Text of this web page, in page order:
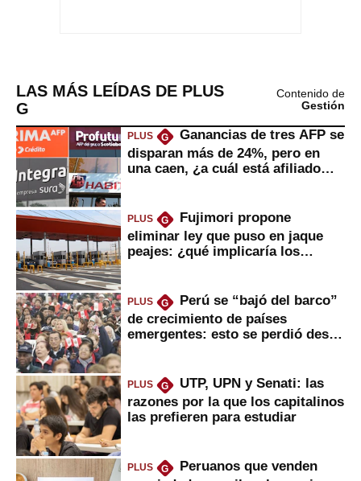
LAS MÁS LEÍDAS DE PLUS
G
Contenido de
Gestión
PLUS G
Ganancias de tres AFP se
disparan más de 24%, pero en
una caen, ¿a cuál está afiliado
PLUS G
Fujimori propone
eliminar ley que puso en jaque
peajes: ¿qué implicaría los
PLUS G
Perú se “bajó del barco”
de crecimiento de países
emergentes: esto se perdió desde
PLUS G
UTP, UPN y Senati: las
razones por la que los capitalinos
las prefieren para estudiar
PLUS G
Peruanos que venden